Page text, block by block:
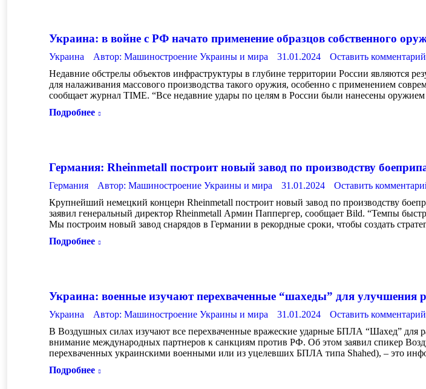
Украина: в войне с РФ начато применение образцов собственного
Украина Автор: Машиностроение Украины и мира 31.01.2024
Оставить комментарий
Недавние обстрелы объектов инфраструктуры в глубине территории России являются
для налаживания массового производства такого оружия, особенно с применением
сообщает журнал TIME. “Все недавние удары по целям в России были нанесены
Подробнее
Германия: Rheinmetall построит новый завод по производству
Германия Автор: Машиностроение Украины и мира 31.01.2024
Оставить
Крупнейший немецкий концерн Rheinmetall построит новый завод по производству
заявил генеральный директор Rheinmetall Армин Паппергер, сообщает Bild. “Темпы
Мы построим новый завод снарядов в Германии в рекордные сроки, чтобы создать
Подробнее
Украина: военные изучают перехваченные “шахеды” для улучшения
Украина Автор: Машиностроение Украины и мира 31.01.2024
Оставить комментарий
В Воздушных силах изучают все перехваченные вражеские ударные БПЛА “Шахед” для
внимание международных партнеров к санкциям против РФ. Об этом заявил спикер
перехваченных украинскими военными или из уцелевших БПЛА типа Shahed), – это
Подробнее